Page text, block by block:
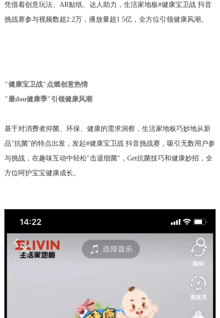
凭借着创意玩法、AR贴纸、达人助力，生活家地板#健康宝卫战 抖音
挑战赛参与视频数超2.2万，播放量超1.5亿，全方位引领健康风潮。
"健康宝卫战"点燃创意热情
"最dou健康季"引领健康风潮
基于对消费者抑菌、环保、健康的需求洞察，生活家地板巧妙地从新
品"抗菌"的特点出发，发起#健康宝卫战 抖音挑战赛，吸引无数用户参
与挑战，在趣味互动中轻松"击退细菌"，Get抗菌技巧和健康妙招，全
方位呵护宝宝健康成长。